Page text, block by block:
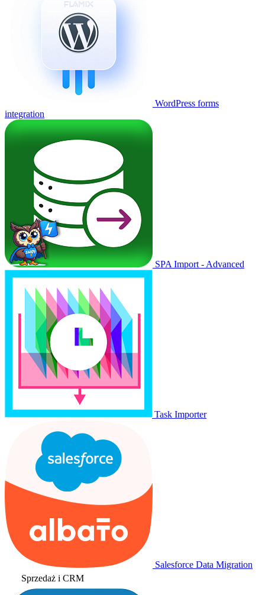
WordPress forms
integration
SPA Import - Advanced
Task Importer
Salesforce Data Migration
Sprzedaż i CRM